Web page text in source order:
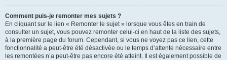
Comment puis-je remonter mes sujets ?
En cliquant sur le lien « Remonter le sujet » lorsque vous êtes en train de
consulter un sujet, vous pouvez remonter celui-ci en haut de la liste des sujets,
à la première page du forum. Cependant, si vous ne voyez pas ce lien, cette
fonctionnalité a peut-être été désactivée ou le temps d’attente nécessaire entre
les remontées n’a peut-être pas encore été atteint. Il est également possible de